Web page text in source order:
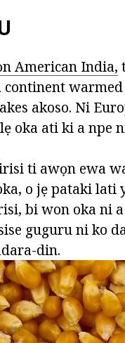
American India,
akoso. Ni
oka ati ki a npe
ti awọn ewa
o jẹ pataki lati
bi won oka ni
guguru ni ko
din.